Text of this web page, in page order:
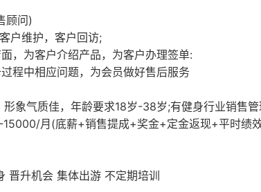
顾问)
户维护，客户回访;
，为客户介绍产品，为客户办理签单:
程中相应问题，为会员做好售后服务
象气质佳，年龄要求18岁-38岁;有健身行业销售管
月(底薪+销售提成+奖金+定金返现+平时绩效
晋升机会 集体出游 不定期培训